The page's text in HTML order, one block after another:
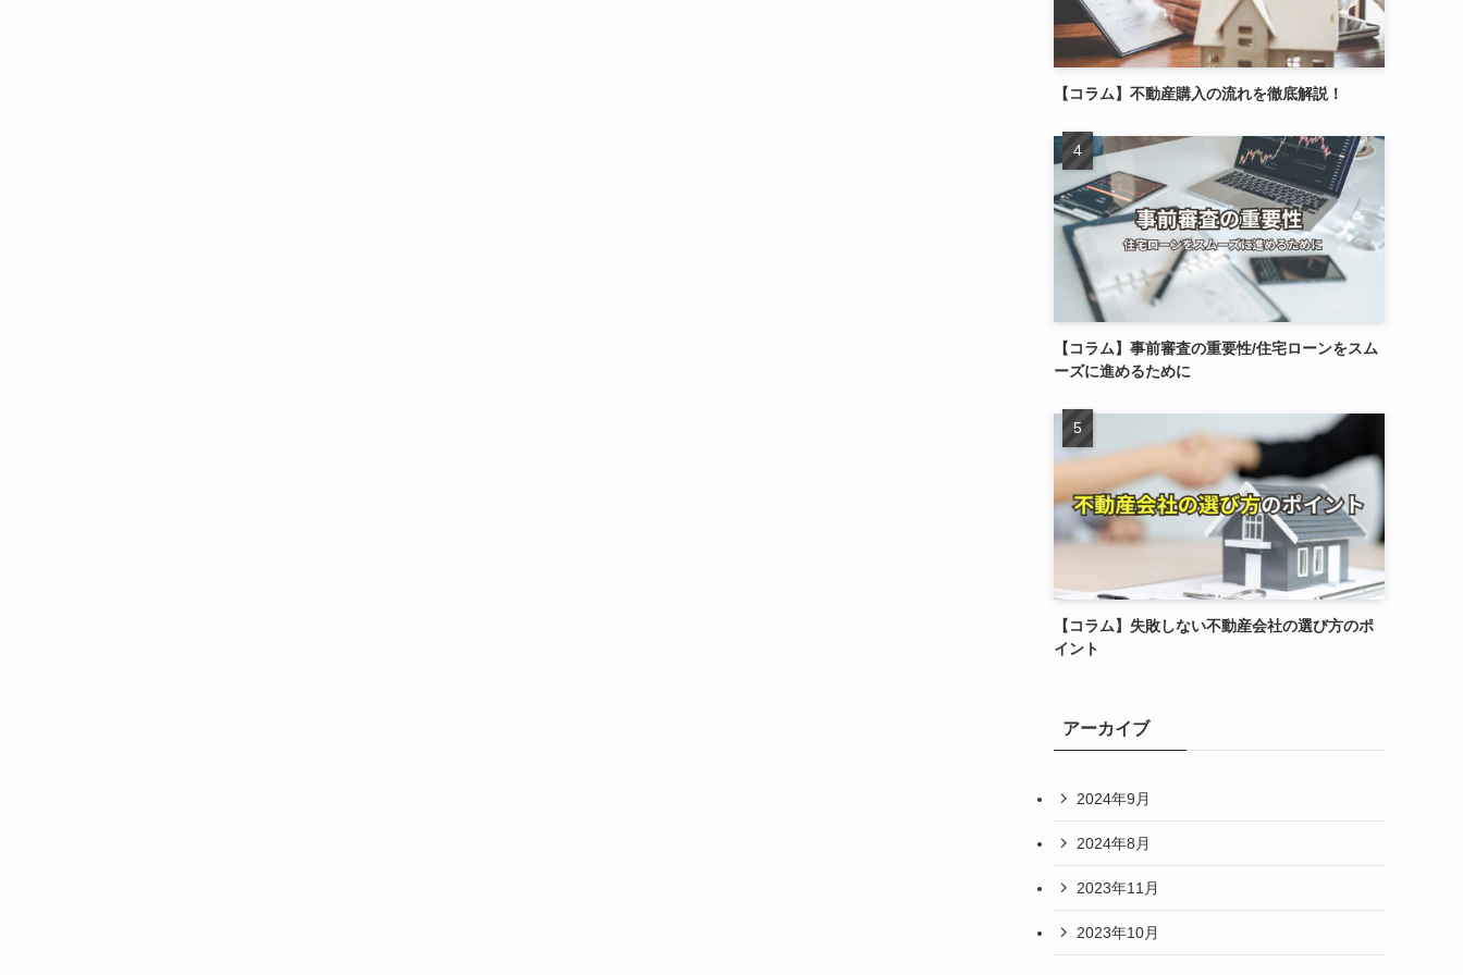
【コラム】不動産購入の流れを徹底解説！
【コラム】事前審査の重要性/住宅ローンをスム
ーズに進めるために
【コラム】失敗しない不動産会社の選び方のポ
イント
アーカイブ
2024年9月
2024年8月
2023年11月
2023年10月